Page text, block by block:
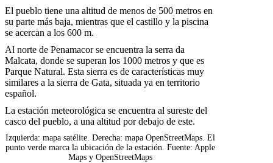
El pueblo tiene una altitud de menos de 500 metros en
su parte más baja, mientras que el castillo y la piscina
se acercan a los 600 m.
Al norte de Penamacor se encuentra la serra da
Malcata, donde se superan los 1000 metros y que es
Parque Natural. Esta sierra es de características muy
similares a la sierra de Gata, situada ya en territorio
español.
La estación meteorológica se encuentra al sureste del
casco del pueblo, a una altitud por debajo de este.
Izquierda: mapa satélite. Derecha: mapa OpenStreetMaps. El
punto verde marca la ubicación de la estación. Fuente: Apple
Maps y OpenStreetMaps